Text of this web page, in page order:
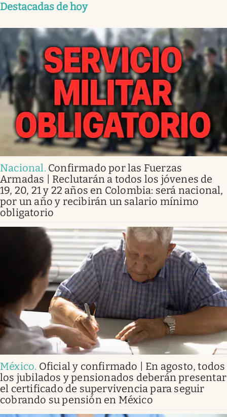
Destacadas de hoy
Nacional. Confirmado por las Fuerzas
Armadas | Reclutarán a todos los jóvenes de
19, 20, 21 y 22 años en Colombia: será nacional,
por un año y recibirán un salario mínimo
obligatorio
México. Oficial y confirmado | En agosto, todos
los jubilados y pensionados deberán presentar
el certificado de supervivencia para seguir
cobrando su pensión en México